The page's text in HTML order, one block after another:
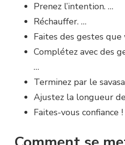
Prenez l’intention. …
Réchauffer. …
Faites des gestes que
Complétez avec des
…
Terminez par le
Ajustez la longueur
Faites-vous confiance !